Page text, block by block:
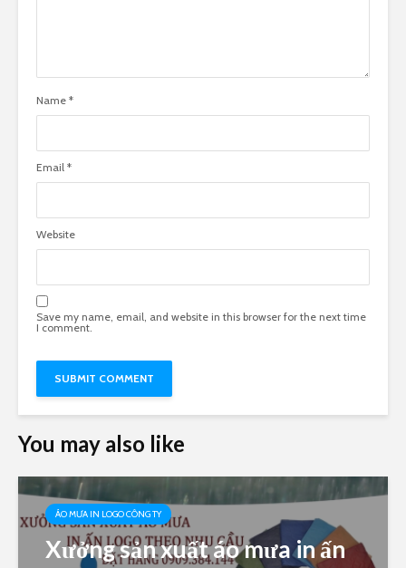
Name *
Email *
Website
Save my name, email, and website in this browser for the next time
I comment.
You may also like
ÁO MƯA IN LOGO CÔNG TY
Xưởng sản xuất áo mưa in ấn